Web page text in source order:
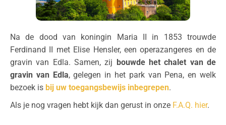
Na de dood van koningin Maria II in 1853 trouwde
Ferdinand II met Elise Hensler, een operazangeres en de
gravin van Edla. Samen, zij bouwde het chalet van de
gravin van Edla, gelegen in het park van Pena, en welk
bezoek is bij uw toegangsbewijs inbegrepen.
Als je nog vragen hebt kijk dan gerust in onze F.A.Q. hier.